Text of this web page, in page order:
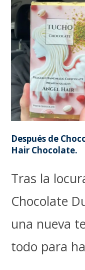
Después de
Hair Chocolate.
Tras la
Chocolate
una nueva
todo para